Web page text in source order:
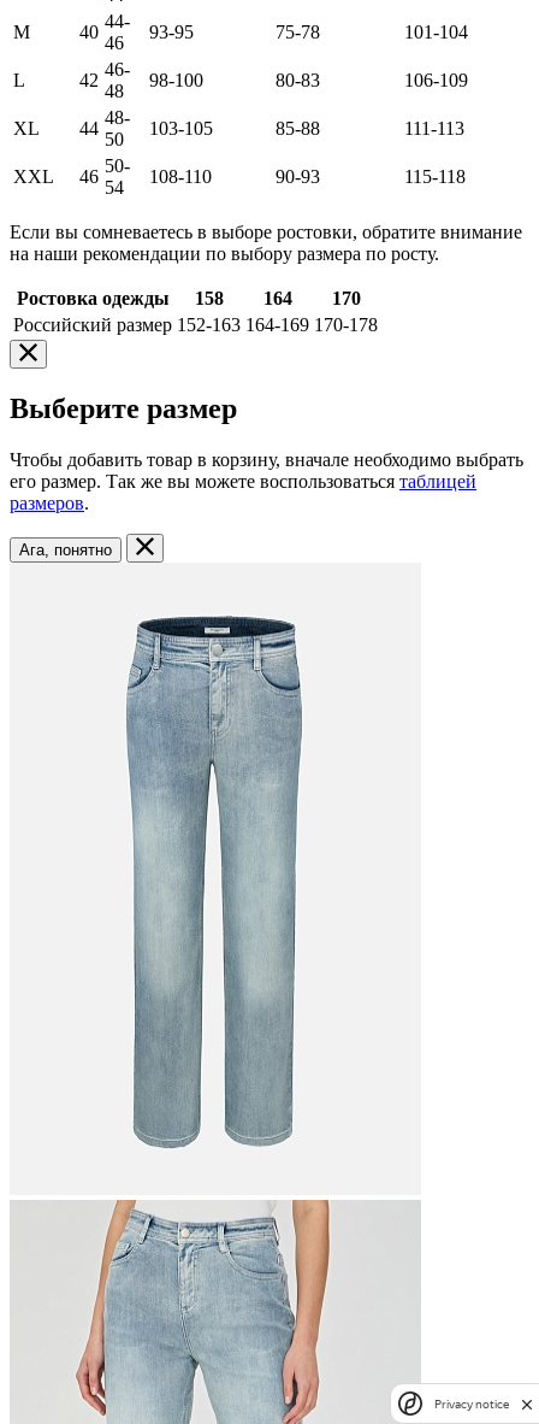
M 40
44-
46
93-95 75-78 101-104
L 42
46-
48
98-100 80-83 106-109
XL 44
48-
50
103-105 85-88 111-113
XXL 46
50-
54
108-110 90-93 115-118
Если вы сомневаетесь в выборе ростовки, обратите внимание
на наши рекомендации по выбору размера по росту.
Ростовка одежды 158 164
170
Российский размер 152-163 164-169 170-178
Выберите размер
Чтобы добавить товар в корзину, вначале необходимо выбрать
его размер. Так же вы можете воспользоваться таблицей
размеров.
Ага, понятно
Privacy notice